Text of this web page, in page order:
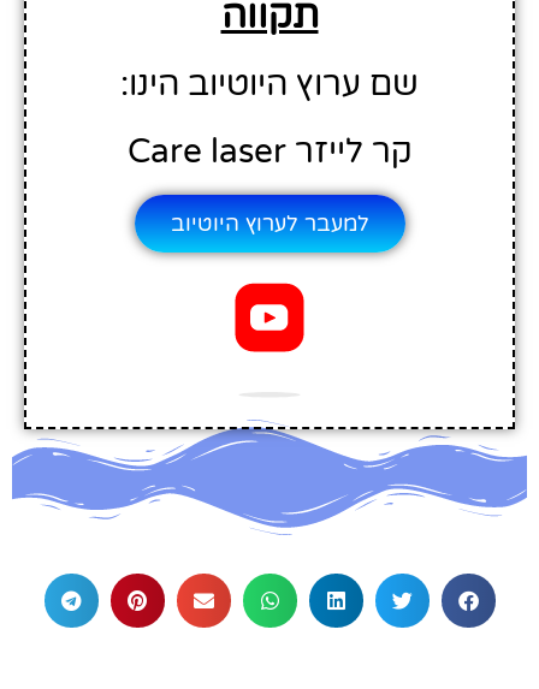
תקווה
שם ערוץ היוטיוב הינו:
קר לייזר Care laser
למעבר לערוץ היוטיוב